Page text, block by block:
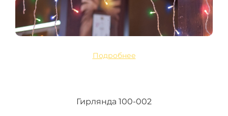
Подробнее
Гирлянда 100-002